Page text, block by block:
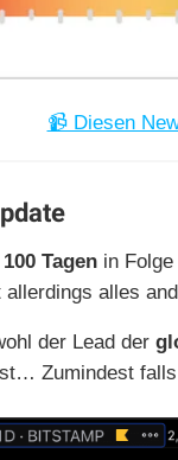
📹 Diesen
Tagen in
allerdings alles
der Lead der
Zumindest